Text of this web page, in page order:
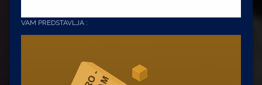
VAM PREDSTAVLJA :